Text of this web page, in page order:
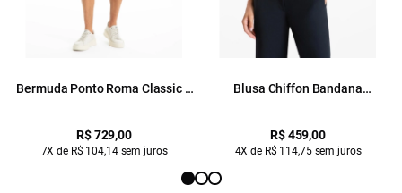
Bermuda Ponto Roma Classic b
R$ 729,00
7X de R$ 104,14 sem juros
Blusa Chiffon Bandana
R$ 459,00
4X de R$ 114,75 sem juros